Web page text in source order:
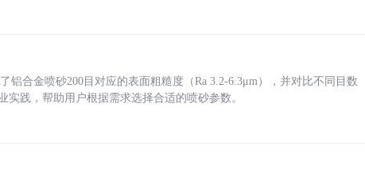
铝合金喷砂200目对应的表面粗糙度（Ra 3.2-6.3μm），并对比不同目数
实践，帮助用户根据需求选择合适的喷砂参数。